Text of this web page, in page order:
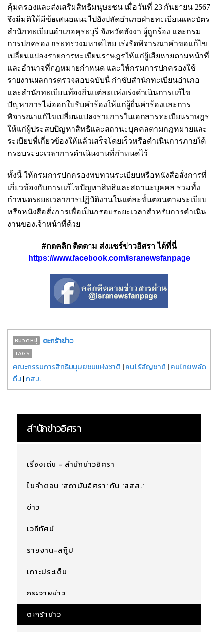
คุ้มครองและส่งเสริมสิทธิมนุษยชน เมื่อวันที่ 23 กันยายน 2567
จึงมีมติให้มีข้อเสนอแนะไปยังปลัดอำเภอฝ่ายทะเบียนและบัตร
สำนักทะเบียนอำเภอคุระบุรี จังหวัดพังงา ผู้ถูกร้อง และกรม
การปกครอง กระทรวงมหาดไทย เร่งรัดพิจารณาคำขอแก้ไข
เปลี่ยนแปลงรายการทะเบียนราษฎรให้แก่ผู้เสียหายตามหน้าที่
และอำนาจที่กฎหมายกำหนด และให้กรมการปกครองใช้
รายงานผลการตรวจสอบฉบับนี้ กำชับสำนักทะเบียนอำเภอ
และสำนักทะเบียนท้องถิ่นแต่ละแห่งเร่งดำเนินการแก้ไข
ปัญหาการไม่ออกใบรับคำร้องให้แก่ผู้ยื่นคำร้องและการ
พิจารณาแก้ไขเปลี่ยนแปลงรายการในเอกสารทะเบียนราษฎร
ให้แก่ผู้ประสบปัญหาสิทธิและสถานะบุคคลตามกฎหมายและ
ระเบียบที่เกี่ยวข้องให้แล้วเสร็จโดยเร็วหรือดำเนินการภายใต้
กรอบระยะเวลาการดำเนินงานที่กำหนดไว้
ทั้งนี้ ให้กรมการปกครองทบทวนระเบียบหรือหนังสือสั่งการที่
เกี่ยวข้องกับการแก้ไขปัญหาสิทธิและสถานะบุคคล รวมทั้ง
กำหนดระยะเวลาการปฏิบัติงานในแต่ละขั้นตอนตามระเบียบ
หรือหนังสือสั่งการเพื่อเป็นกรอบระยะเวลาสำหรับการดำเนิน
งานของเจ้าหน้าที่ด้วย
#กดคลิก ติดตาม ส่งแชร์ข่าวอิศรา ได้ที่นี่
https://www.facebook.com/isranewsfanpage
หมวดหมู่ ตะกร้าข่าว
TAGS
คณะกรรมการสิทธิมนุษยชนแห่งชาติ |คนไร้สัญชาติ |คนไทยพลัด
ถิ่น |กสม.
สำนักข่าวอิศรา
เรื่องเด่น - สำนักข่าวอิศรา
ไขคำตอบ 'สถาบันอิศรา' กับ 'สสส.'
ข่าว
เวทีทัศน์
รายงาน-สกู๊ป
เกาะประเด็น
กระจายข่าว
ตะกร้าข่าว